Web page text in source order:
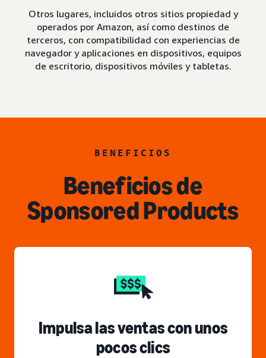
Otros lugares, incluidos otros sitios propiedad y
operados por Amazon, así como destinos de
terceros, con compatibilidad con experiencias de
navegador y aplicaciones en dispositivos, equipos
de escritorio, dispositivos móviles y tabletas.
BENEFICIOS
Beneficios de
Sponsored Products
Impulsa las ventas con unos
pocos clics